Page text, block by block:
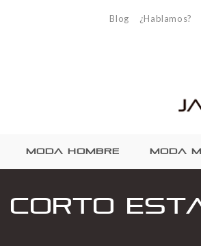
Blog ¿Hablamos?
MODA HOMBRE MODA
Corto